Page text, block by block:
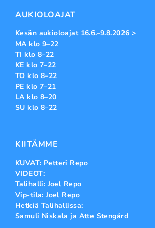
AUKIOLOAJAT
Kesän aukioloajat 16.6.–9.8.2026 >
MA klo 9–22
TI klo 8–22
KE klo 7–22
TO klo 8–22
PE klo 7–21
LA klo 8–20
SU klo 8–22
KIITÄMME
KUVAT: Petteri Repo
VIDEOT:
Talihalli: Joel Repo
Vip-tila: Joel Repo
Hetkiä Talihallissa:
Samuli Niskala ja Atte Stengård